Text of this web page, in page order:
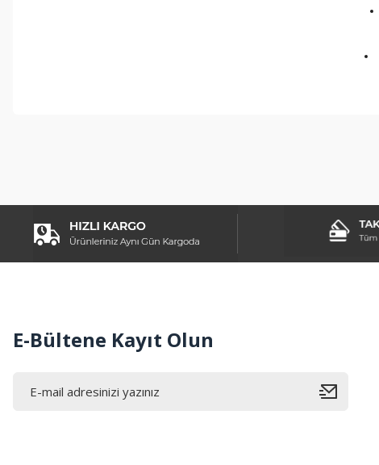
Ürün fiyatı diğer sitelerden daha pahalı.
Bu ürüne benzer farklı alternatifler olmalı.
E-Bültene Kayıt Olun